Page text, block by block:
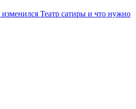
Театр сатиры и что нужно